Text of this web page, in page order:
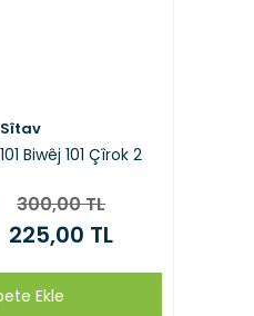
Sîtav
Biwêj 101 Çîrok 2
300,00 TL
225,00 TL
Ekle